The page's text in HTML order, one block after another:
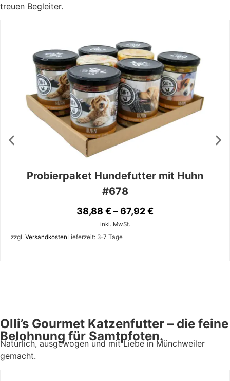
treuen Begleiter.
Probierpaket Hundefutter mit Huhn
#678
38,88 €–67,92€
inkl. MwSt.
zzgl. VersandkostenLieferzeit: 3-7 Tage
Olli’s Gourmet Katzenfutter – die feine
Belohnung für Samtpfoten.
Natürlich, ausgewogen und mit Liebe in Münchweiler
gemacht.